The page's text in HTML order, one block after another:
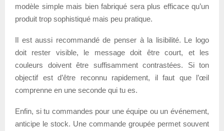
modèle simple mais bien fabriqué sera plus efficace qu’un
produit trop sophistiqué mais peu pratique.
Il est aussi recommandé de penser à la lisibilité. Le logo
doit rester visible, le message doit être court, et les
couleurs doivent être suffisamment contrastées. Si ton
objectif est d’être reconnu rapidement, il faut que l’œil
comprenne en une seconde qui tu es.
Enfin, si tu commandes pour une équipe ou un événement,
anticipe le stock. Une commande groupée permet souvent